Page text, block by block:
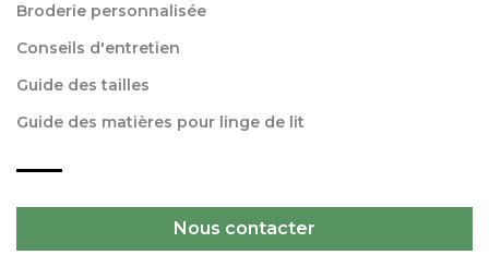
Broderie personnalisée
Conseils d'entretien
Guide des tailles
Guide des matières pour linge de lit
Nous contacter